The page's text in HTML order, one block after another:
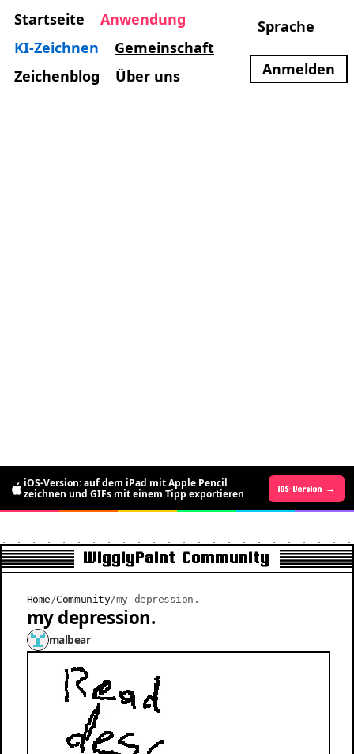
Startseite
Anwendung
KI-Zeichnen
Gemeinschaft
Zeichenblog
Über uns
Sprache
Anmelden
Android-Version →
iOS-Version: auf dem iPad mit Apple Pencil
zeichnen und GIFs mit einem Tipp exportieren
iOS-Version →
WigglyPaint Community
Home /Community/my depression.
my depression.
malbear